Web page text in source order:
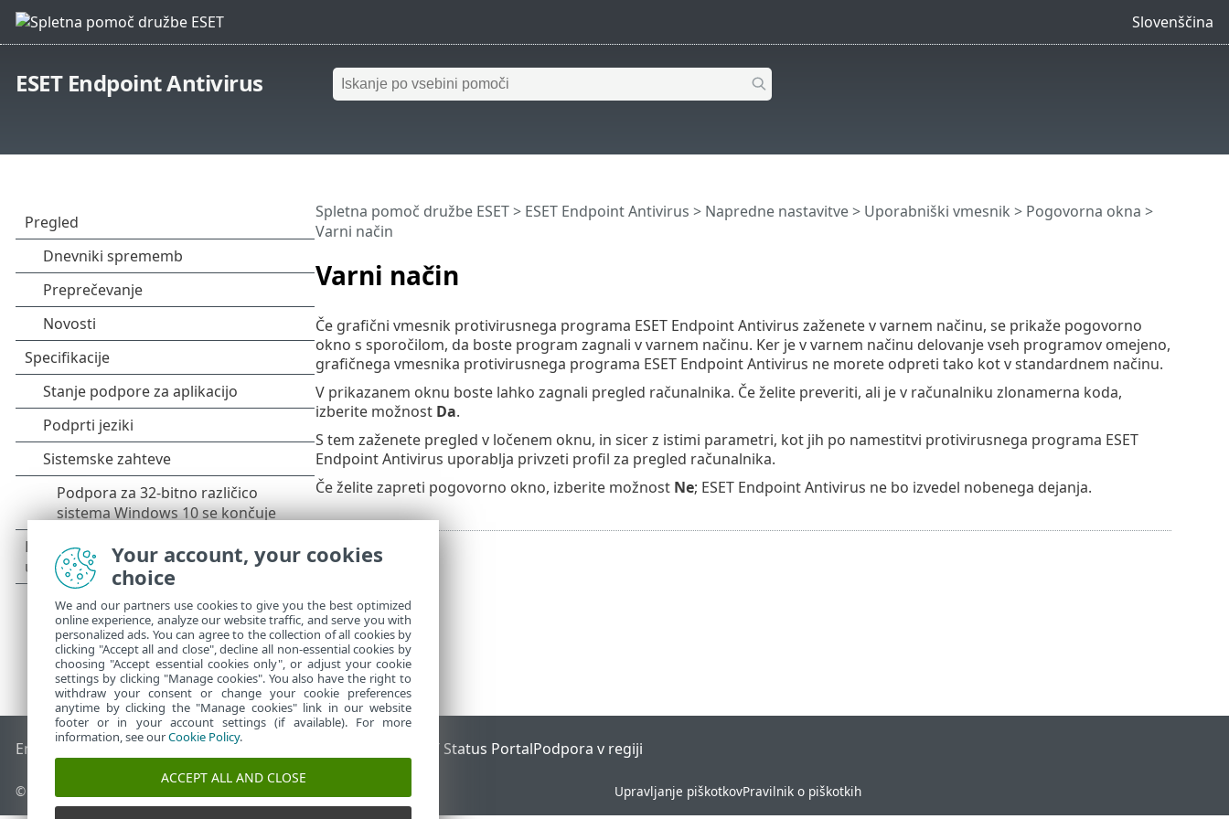
Slovenščina
ESET Endpoint Antivirus
Varni način
Spletna pomoč družbe ESET> ESET Endpoint Antivirus > Napredne nastavitve> Uporabniški vmesnik > Pogovorna okna >
Varni način
Če grafični vmesnik protivirusnega programa ESET Endpoint Antivirus zaženete v varnem načinu, se prikaže pogovorno
okno s sporočilom, da boste program zagnali v varnem načinu. Ker je v varnem načinu delovanje vseh programov omejeno,
grafičnega vmesnika protivirusnega programa ESET Endpoint Antivirus ne morete odpreti tako kot v standardnem načinu.
V prikazanem oknu boste lahko zagnali pregled računalnika. Če želite preveriti, ali je v računalniku zlonamerna koda,
izberite možnost Da.
S tem zaženete pregled v ločenem oknu, in sicer z istimi parametri, kot jih po namestitvi protivirusnega programa ESET
Endpoint Antivirus uporablja privzeti profil za pregled računalnika.
Če želite zapreti pogovorno okno, izberite možnost Ne; ESET Endpoint Antivirus ne bo izvedel nobenega dejanja.
End of Life Zbirka znanja družbe ESET ESET Status PortalPodpora v regiji
© 1992 - 2026 ESET, spol. s r. o. – Vse pravice pridržane. Upravljanje piškotkovPravilnik o piškotkih
Your account, your cookies
choice
We and our partners use cookies to give you the best optimized
online experience, analyze our website traffic, and serve you with
personalized ads. You can agree to the collection of all cookies by
clicking "Accept all and close", decline all non-essential cookies by
choosing "Accept essential cookies only", or adjust your cookie
settings by clicking "Manage cookies". You also have the right to
withdraw your consent or change your cookie preferences
anytime by clicking the "Manage cookies" link in our website
footer or in your account settings (if available). For more
information, see ourCookie Policy.
ACCEPT ALL AND CLOSE